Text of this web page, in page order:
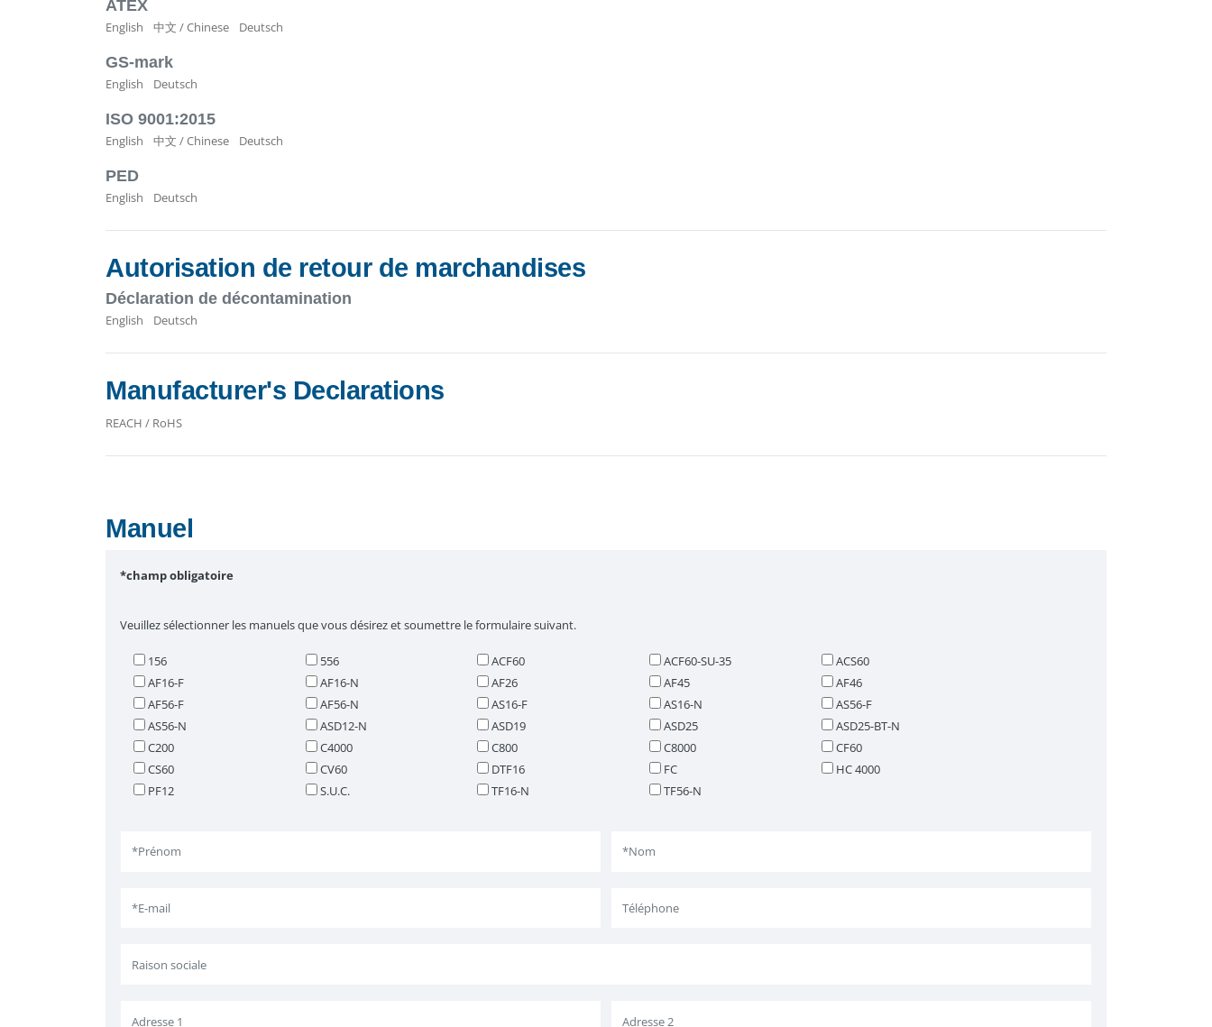
ATEX
English 中文 / Chinese Deutsch
GS-mark
English Deutsch
ISO 9001:2015
English 中文 / Chinese Deutsch
PED
English Deutsch
Autorisation de retour de marchandises
Déclaration de décontamination
English Deutsch
Manufacturer's Declarations
REACH / RoHS
Manuel
*champ obligatoire
Veuillez sélectionner les manuels que vous désirez et soumettre le formulaire suivant.
156 556 ACF60 ACF60-SU-35
ACS60
AF16-F
AF16-N AF26 AF45
AF46
AF56-F
AF56-N AS16-F AS16-N
AS56-F
AS56-N
ASD12-N ASD19 ASD25
ASD25-BT-N
C200
C4000 C800 C8000
CF60
CS60
CV60 DTF16 FC
HC 4000
PF12
S.U.C. TF16-N TF56-N